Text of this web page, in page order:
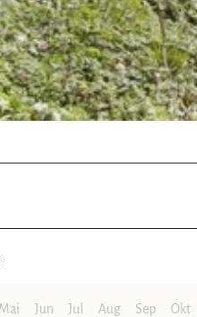
Goslar
Mai Jun Jul Aug Sep Okt